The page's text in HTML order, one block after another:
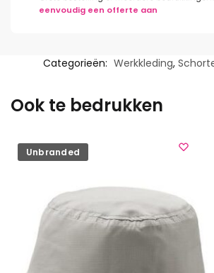
eenvoudig een offerte aan
Categorieën: Werkkleding,
Ook te bedrukken
Unbranded